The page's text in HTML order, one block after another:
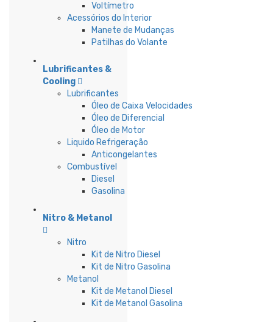
Voltímetro
Acessórios do Interior
Manete de Mudanças
Patilhas do Volante
Lubrificantes &
Cooling
Lubrificantes
Óleo de Caixa Velocidades
Óleo de Diferencial
Óleo de Motor
Liquido Refrigeração
Anticongelantes
Combustível
Diesel
Gasolina
Nitro & Metanol
Nitro
Kit de Nitro Diesel
Kit de Nitro Gasolina
Metanol
Kit de Metanol Diesel
Kit de Metanol Gasolina